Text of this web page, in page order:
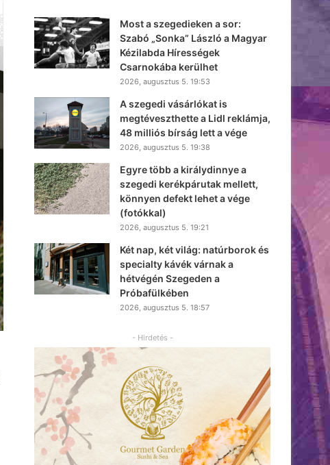
Most a szegedieken a sor:
Szabó „Sonka” László a Magyar
Kézilabda Hírességek
Csarnokába kerülhet
2026, augusztus 5. 19:53
A szegedi vásárlókat is
megtéveszthette a Lidl reklámja,
48 milliós bírság lett a vége
2026, augusztus 5. 19:38
Egyre több a királydinnye a
szegedi kerékpárutak mellett,
könnyen defekt lehet a vége
(fotókkal)
2026, augusztus 5. 19:21
Két nap, két világ: natúrborok és
specialty kávék várnak a
hétvégén Szegeden a
Próbafülkében
2026, augusztus 5. 18:57
- Hirdetés -